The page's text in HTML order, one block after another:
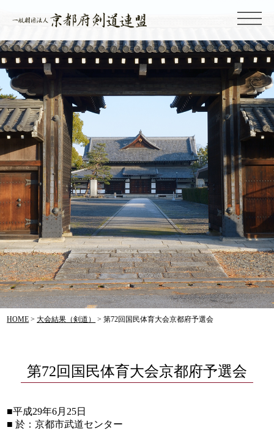
HOME >大会結果（剣道） >第72回国民体育大会京都府予選会
第72回国民体育大会京都府予選会
■平成29年6月25日
■ 於：京都市武道センター